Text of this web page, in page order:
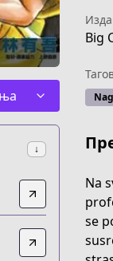
↓
title/b73371d4-
Big
Na
se